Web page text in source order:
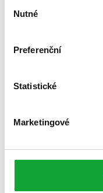
souhlasu
Nutné
Preferenční
Statistické
Marketingové